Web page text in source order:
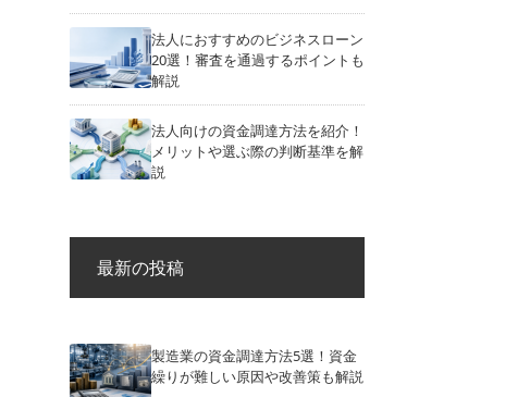
法人におすすめのビジネスローン
20選！審査を通過するポイントも
解説
法人向けの資金調達方法を紹介！
メリットや選ぶ際の判断基準を解
説
最新の投稿
製造業の資金調達方法5選！資金
繰りが難しい原因や改善策も解説